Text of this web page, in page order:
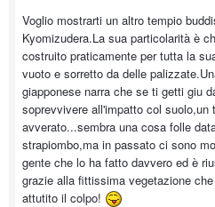
Voglio mostrarti un altro tempio
Kyomizudera.La sua particolarità è
costruito praticamente per tutta la
vuoto e sorretto da delle
giapponese narra che se ti getti giu
soprevvivere all'impatto col suolo,un
avverato...sembra una cosa folle
strapiombo,ma in passato ci sono
gente che lo ha fatto davvero ed è
grazie alla fittissima vegetazione
attutito il colpo!